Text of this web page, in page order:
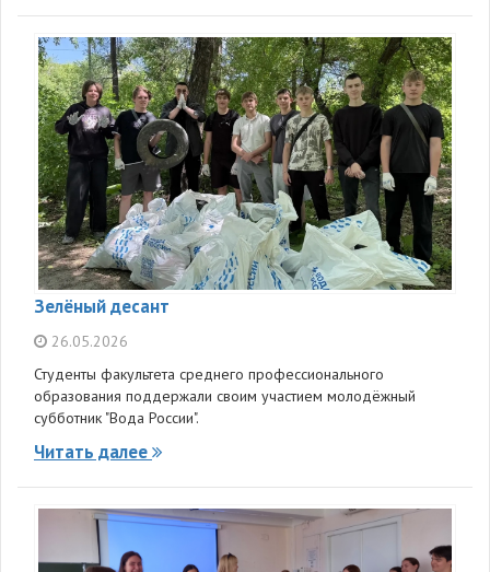
Зелёный десант
26.05.2026
Студенты факультета среднего профессионального
образования поддержали своим участием молодёжный
субботник "Вода России".
Читать далее